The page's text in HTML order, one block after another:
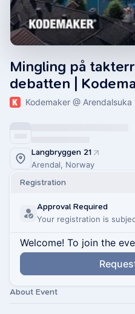
Mingling på
debatten |
Kodemaker @ Arendalsuka
Langbryggen 21
Arendal, Norway
Registration
Approval Required
Your registration is
Welcome! To join the
About Event